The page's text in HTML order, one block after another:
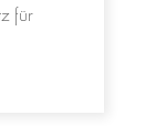
für